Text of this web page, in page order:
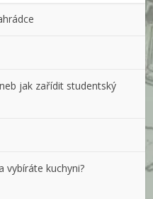
jak zařídit studentský
vybíráte kuchyni?